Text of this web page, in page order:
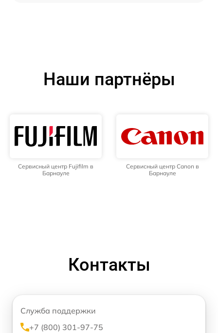
Наши партнёры
Сервисный центр Fujifilm в
Барнауле
Сервисный центр Canon в
Барнауле
Контакты
Служба поддержки
+7 (800) 301-97-75